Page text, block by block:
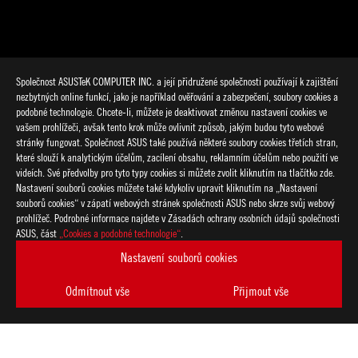
Společnost ASUSTeK COMPUTER INC. a její přidružené společnosti používají k zajištění
nezbytných online funkcí, jako je například ověřování a zabezpečení, soubory cookies a
podobné technologie. Chcete-li, můžete je deaktivovat změnou nastavení cookies ve
vašem prohlížeči, avšak tento krok může ovlivnit způsob, jakým budou tyto webové
stránky fungovat. Společnost ASUS také používá některé soubory cookies třetích stran,
které slouží k analytickým účelům, zacílení obsahu, reklamním účelům nebo použití ve
videích. Své předvolby pro tyto typy cookies si můžete zvolit kliknutím na tlačítko zde.
Nastavení souborů cookies můžete také kdykoliv upravit kliknutím na „Nastavení
souborů cookies“ v zápatí webových stránek společnosti ASUS nebo skrze svůj webový
prohlížeč. Podrobné informace najdete v Zásadách ochrany osobních údajů společnosti
ASUS, část „Cookies a podobné technologie“
Nastavení souborů cookies
Odmítnout vše Přijmout vše
> GAMING JORDINLAINE
PODPOROVANÉ TYPY PLATEB
ZÍSKEJTE NEJNOVĚJŠÍ NABÍDKY A DALŠÍ
VYTVOŘIT
ÚČET